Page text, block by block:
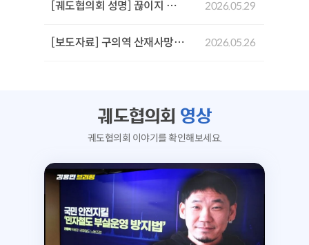
[궤도협의회 성명] 끊이지 않는 서울시의 참사,'안전 불감증'이 부른 서소문 고가 붕괴사고를 규탄한다! 2026.05.29
[보도자료] 구의역 산재사망 참사 10주기 추모문화제 및 서울시장후보 생명안전시민약속식 2026.05.26
궤도협의회 영상
궤도협의회 이야기를 확인해보세요.